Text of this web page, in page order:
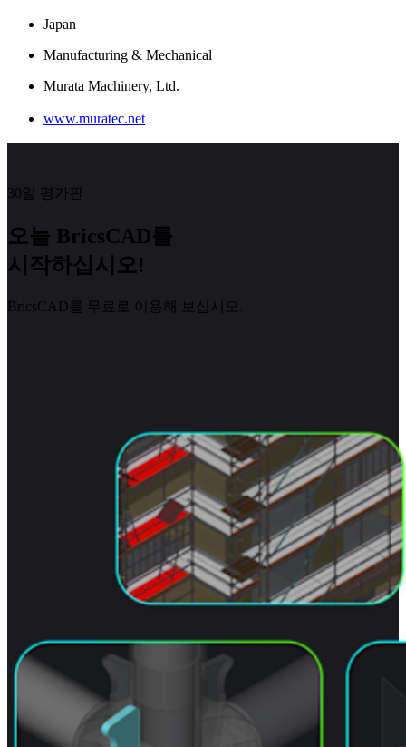
Japan
Manufacturing & Mechanical
Murata Machinery, Ltd.
www.muratec.net
30일 평가판
오늘 BricsCAD를
시작하십시오!
BricsCAD를 무료로 이용해 보십시오.